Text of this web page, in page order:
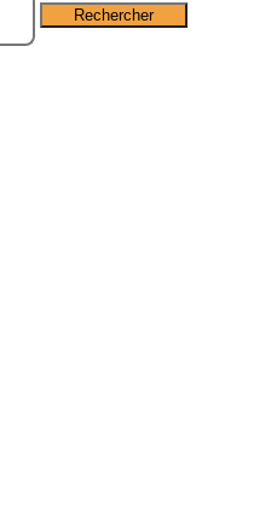
Rechercher